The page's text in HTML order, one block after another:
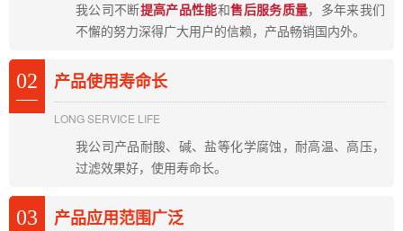
我公司不断提高产品性能和售后服务质量，多年来我们
不懈的努力深得广大用户的信赖，产品畅销国内外。
02 产品使用寿命长
LONG SERVICE LIFE
我公司产品耐酸、碱、盐等化学腐蚀，耐高温、高压，
过滤效果好，使用寿命长。
03 产品应用范围广泛